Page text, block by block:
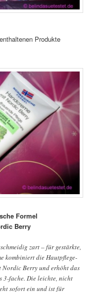
Produkte
Formel
Berry
zart – für gestärkte,
kombiniert die Hautpflege-
Nordic Berry und erhöht das
3-fache. Die leichte, nicht
sofort ein und ist für